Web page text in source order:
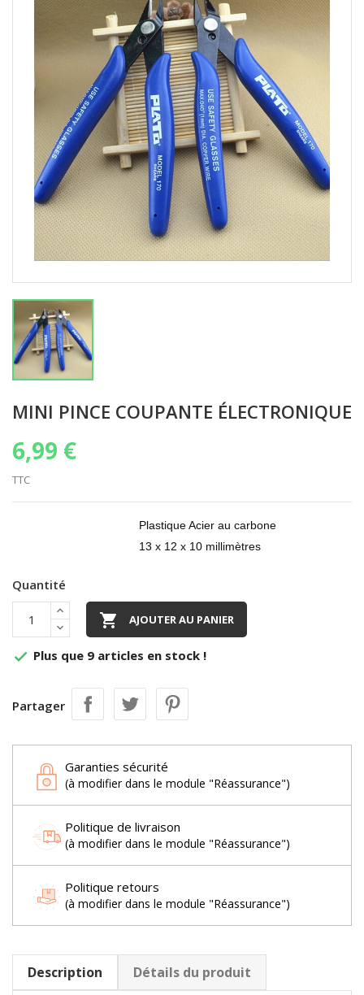
MINI PINCE COUPANTE ÉLECTRONIQUE
6,99 €
TTC
Plastique Acier au carbone
13 x 12 x 10 millimètres
Quantité
 AJOUTER AU PANIER
 Plus que 9 articles en stock !
Partager
Garanties sécurité
(à modifier dans le module "Réassurance")
Politique de livraison
(à modifier dans le module "Réassurance")
Politique retours
(à modifier dans le module "Réassurance")
Description Détails du produit